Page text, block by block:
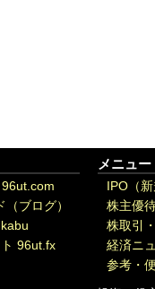
ブログ）
96ut.fx
メニュー
IPO（
株主優
株取引
経済ニ
参考・